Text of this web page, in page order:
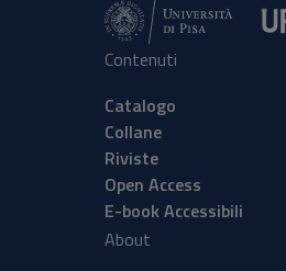
Contenuti
Catalogo
Collane
Riviste
Open Access
E-book Accessibili
About